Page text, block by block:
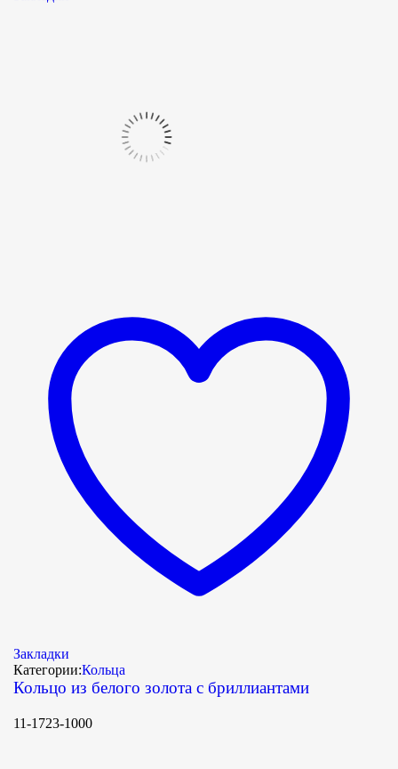
Закладки
Категории:Кольца
Кольцо из белого золота с бриллиантами
11-1723-1000